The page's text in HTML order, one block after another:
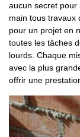
aucun secret pour
main tous travaux
pour un projet en
toutes les tâches
lourds. Chaque
avec la plus
offrir une